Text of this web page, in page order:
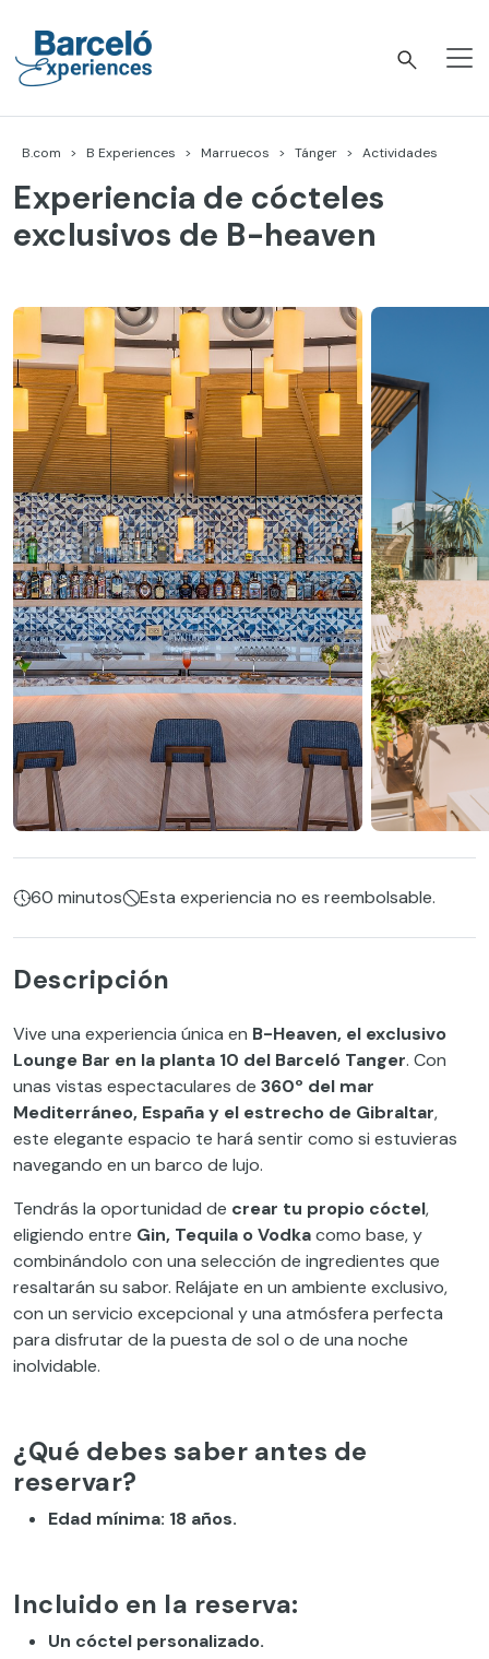
content
B.com B Experiences Marruecos Tánger Actividades
Experiencia de cócteles
exclusivos de B-heaven
60 minutos Esta experiencia no es reembolsable.
Descripción
Vive una experiencia única en B-Heaven, el exclusivo
Lounge Bar en la planta 10 del Barceló Tanger. Con
unas vistas espectaculares de 360º del mar
Mediterráneo, España y el estrecho de Gibraltar,
este elegante espacio te hará sentir como si estuvieras
navegando en un barco de lujo.
Tendrás la oportunidad de crear tu propio cóctel,
eligiendo entre Gin, Tequila o Vodkacomo base, y
combinándolo con una selección de ingredientes que
resaltarán su sabor. Relájate en un ambiente exclusivo,
con un servicio excepcional y una atmósfera perfecta
para disfrutar de la puesta de sol o de una noche
inolvidable.
¿Qué debes saber antes de
reservar?
Edad mínima: 18 años.
Incluido en la reserva:
Un cóctel personalizado.